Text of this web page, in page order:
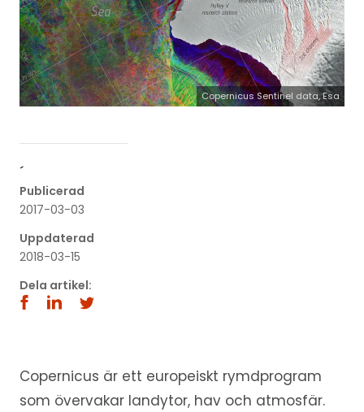
Copernicus Sentinel data, Esa
´
Publicerad
2017-03-03
Uppdaterad
2018-03-15
Dela artikel:
Copernicus är ett europeiskt rymdprogram
som övervakar landytor, hav och atmosfär.